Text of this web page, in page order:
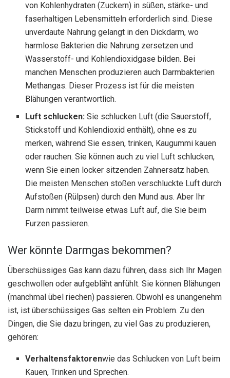
von Kohlenhydraten (Zuckern) in süßen, stärke- und
faserhaltigen Lebensmitteln erforderlich sind. Diese
unverdaute Nahrung gelangt in den Dickdarm, wo
harmlose Bakterien die Nahrung zersetzen und
Wasserstoff- und Kohlendioxidgase bilden. Bei
manchen Menschen produzieren auch Darmbakterien
Methangas. Dieser Prozess ist für die meisten
Blähungen verantwortlich.
Luft schlucken: Sie schlucken Luft (die Sauerstoff,
Stickstoff und Kohlendioxid enthält), ohne es zu
merken, während Sie essen, trinken, Kaugummi kauen
oder rauchen. Sie können auch zu viel Luft schlucken,
wenn Sie einen locker sitzenden Zahnersatz haben.
Die meisten Menschen stoßen verschluckte Luft durch
Aufstoßen (Rülpsen) durch den Mund aus. Aber Ihr
Darm nimmt teilweise etwas Luft auf, die Sie beim
Furzen passieren.
Wer könnte Darmgas bekommen?
Überschüssiges Gas kann dazu führen, dass sich Ihr Magen
geschwollen oder aufgebläht anfühlt. Sie können Blähungen
(manchmal übel riechen) passieren. Obwohl es unangenehm
ist, ist überschüssiges Gas selten ein Problem. Zu den
Dingen, die Sie dazu bringen, zu viel Gas zu produzieren,
gehören:
Verhaltensfaktorenwie das Schlucken von Luft beim
Kauen, Trinken und Sprechen.